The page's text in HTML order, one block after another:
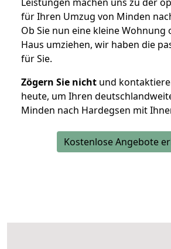
für Ihren Umzug von Minden
Ob Sie nun eine kleine Wohnung
Haus umziehen, wir haben die
für Sie.
Zögern Sie nicht und
heute, um Ihren
Minden nach Hardegsen mit
Kostenlose Angebote